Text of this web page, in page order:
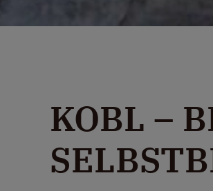
KOBL –